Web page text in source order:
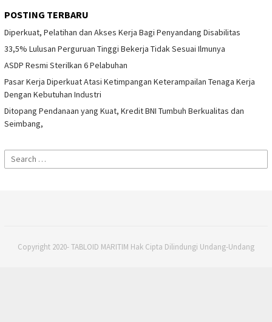
POSTING TERBARU
Diperkuat, Pelatihan dan Akses Kerja Bagi Penyandang Disabilitas
33,5% Lulusan Perguruan Tinggi Bekerja Tidak Sesuai Ilmunya
ASDP Resmi Sterilkan 6 Pelabuhan
Pasar Kerja Diperkuat Atasi Ketimpangan Keterampailan Tenaga Kerja
Dengan Kebutuhan Industri
Ditopang Pendanaan yang Kuat, Kredit BNI Tumbuh Berkualitas dan
Seimbang,
Search
for:
Copyright 2020- TABLOID MARITIM Hak Cipta Dilindungi Undang-Undang